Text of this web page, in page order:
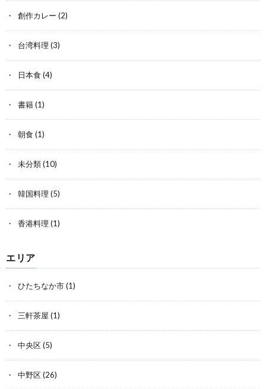
創作カレー (2)
台湾料理 (3)
日本食 (4)
書籍(1)
朝食 (1)
未分類(10)
韓国料理 (5)
香港料理 (1)
エリア
ひたちなか市(1)
三軒茶屋 (1)
中央区(5)
中野区(26)